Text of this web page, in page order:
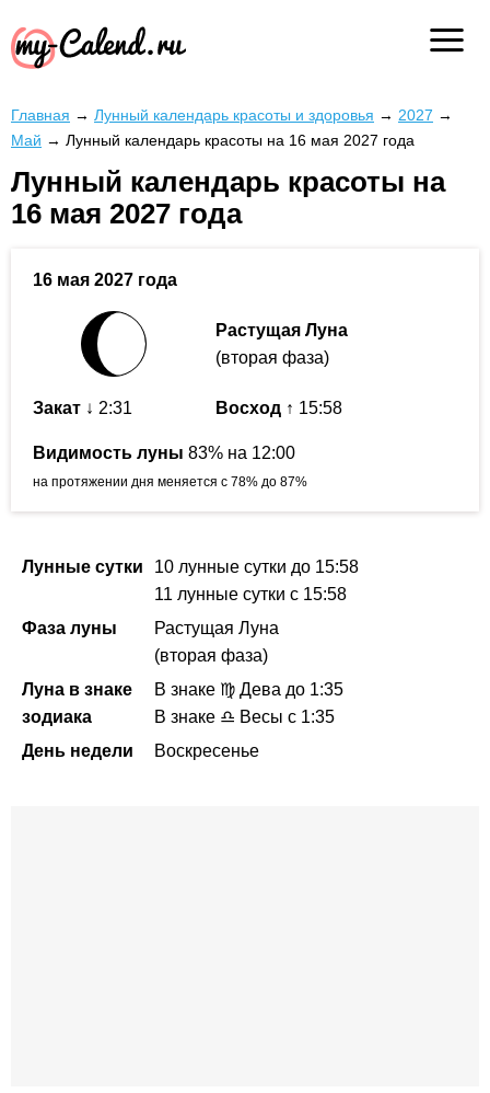
Главная → Лунный календарь красоты и здоровья → 2027 →
Май → Лунный календарь красоты на 16 мая 2027 года
Лунный календарь красоты на
16 мая 2027 года
16 мая 2027 года
Растущая Луна
(вторая фаза)
Закат ↓ 2:31 Восход ↑ 15:58
Видимость луны 83% на 12:00
на протяжении дня меняется с 78% до 87%
Лунные сутки 10 лунные сутки до 15:58
11 лунные сутки с 15:58
Фаза луны
Растущая Луна
(вторая фаза)
Луна в знаке
зодиака
В знаке ♍ Дева до 1:35
В знаке ♎ Весы с 1:35
День недели
Воскресенье